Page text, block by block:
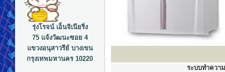
รุ่งโรจน์ เอ็นจิเนียริ่ง
75 แจ้งวัฒนะซอย 4
แขวงอนุสาวรีย์ บางเขน
กรุงเทพมหานคร 10220
ระบบทำควา